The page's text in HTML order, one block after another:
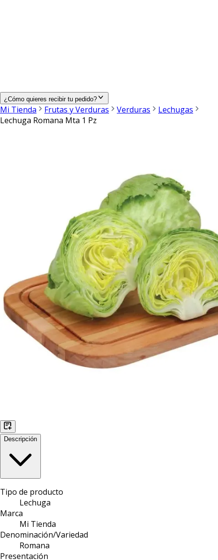
¿Cómo quieres recibir tu pedido?
Mi Tienda Frutas y Verduras Verduras
Lechugas
Lechuga Romana Mta 1 Pz
Descripción
Tipo de producto
Lechuga
Marca
Mi Tienda
Denominación/Variedad
Romana
Presentación